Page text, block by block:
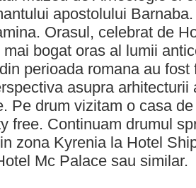
apostolului
Orasul, celebrat de
bogat oras al lumii
perioada romana au
asupra arhitecturii
Pe drum vizitam o casa
free. Continuam drumul
zona Kyrenia la Hotel
Mc Palace sau similar.